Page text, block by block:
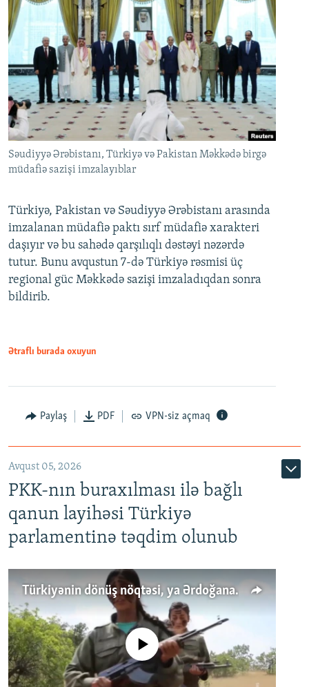
Səudiyyə Ərəbistanı, Türkiyə və Pakistan Məkkədə birgə
müdafiə sazişi imzalayıblar
Türkiyə, Pakistan və Səudiyyə Ərəbistanı arasında
imzalanan müdafiə paktı sırf müdafiə xarakteri
daşıyır və bu sahədə qarşılıqlı dəstəyi nəzərdə
tutur. Bunu avqustun 7-də Türkiyə rəsmisi üç
regional güc Məkkədə sazişi imzaladıqdan sonra
bildirib.
Ətraflı burada oxuyun
Paylaş PDF VPN-siz açmaq
Avqust 05, 2026
PKK-nın buraxılması ilə bağlı
qanun layihəsi Türkiyə
parlamentinə təqdim olunub
Türkiyənin dönüş nöqtəsi, ya Ərdoğana üçüncü şans: PKK ilə qəfil barışıq nə deməkdir?
No media source currently available